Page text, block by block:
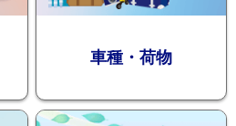
送迎
京
車種・荷物